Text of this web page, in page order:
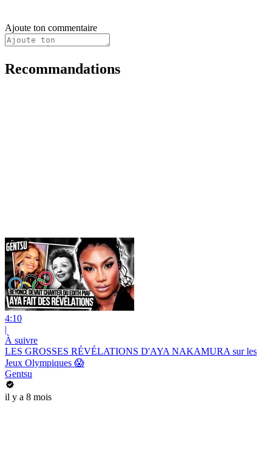
Ajoute ton commentaire
Recommandations
4:10
|
À suivre
LES GROSSES RÉVÉLATIONS D'AYA NAKAMURA sur les
Jeux Olympiques 😱
Gentsu
il y a 8 mois